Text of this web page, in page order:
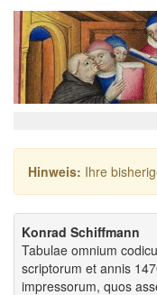
Hinweis: Ihre
Konrad Schiffmann
Tabulae omnium
scriptorum et annis
impressorum, quos